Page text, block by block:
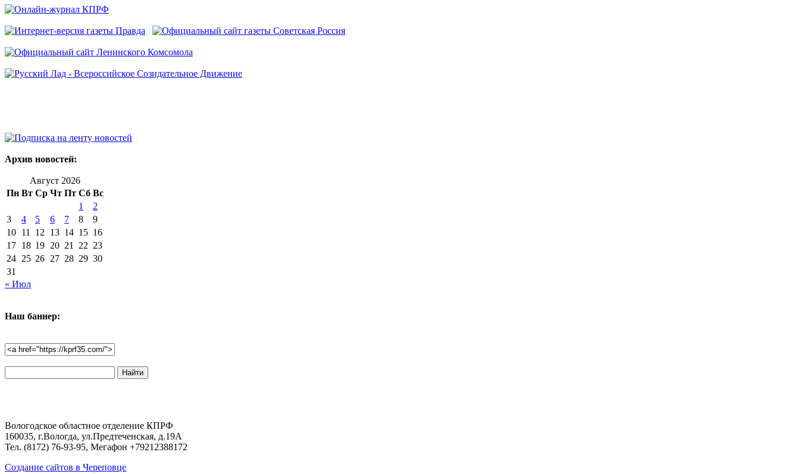
Архив новостей:
Август 2026
Пн Вт Ср Чт Пт Сб Вс
1
2
3
4 5 6 7 8
9
10 11 12 13 14 15 16
17 18 19 20 21 22 23
24 25 26 27 28 29 30
31
« Июл
Наш баннер:
по
Вологодское областное отделение КПРФ
160035, г.Вологда, ул.Предтеченская, д.19А
Тел. (8172) 76-93-95, Мегафон +79212388172
Создание сайтов в Череповце